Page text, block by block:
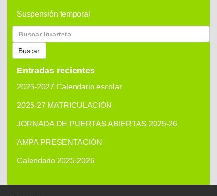
Suspensión temporal
Buscar
por:
Buscar
Entradas recientes
2026-2027 Calendario escolar
2026-27 MATRICULACIÓN
JORNADA DE PUERTAS ABIERTAS 2025-26
AMPA PRESENTACIÓN
Calendario 2025-2026